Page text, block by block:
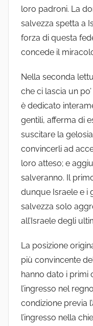
loro padroni. La
salvezza spetta a
forza di questa
concede il
Nella seconda
che ci lascia un
è dedicato
gentili, afferma di
suscitare la
convincerli ad
loro atteso; e
salveranno. Il
dunque Israele e i
salvezza solo
all’Israele degli
La posizione
più convincente
hanno dato i primi
l’ingresso nel
condizione previa
l’ingresso nella